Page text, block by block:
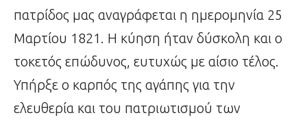
πατρίδος μας αναγράφεται η ημερομηνία 25
Μαρτίου 1821. Η κύηση ήταν δύσκολη και ο
τοκετός επώδυνος, ευτυχώς με αίσιο τέλος.
Υπήρξε ο καρπός της αγάπης για την
ελευθερία και του πατριωτισμού των